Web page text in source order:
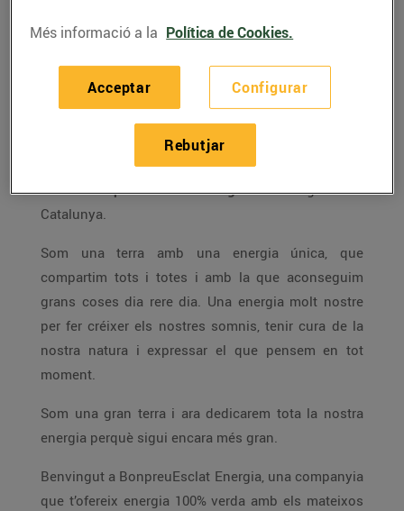
ENERGIA
Neix Bonpreu Esclat
Energia
Neix BonpreuEsclat Energia. L’energia de
Catalunya.
Som una terra amb una energia única, que
compartim tots i totes i amb la que aconseguim
grans coses dia rere dia. Una energia molt nostre
per fer créixer els nostres somnis, tenir cura de la
nostra natura i expressar el que pensem en tot
moment.
Som una gran terra i ara dedicarem tota la nostra
energia perquè sigui encara més gran.
Benvingut a BonpreuEsclat Energia, una companyia
que t’ofereix energia 100% verda amb els mateixos
Més informació a la Política de Cookies.
Configurar
Rebutjar
Acceptar